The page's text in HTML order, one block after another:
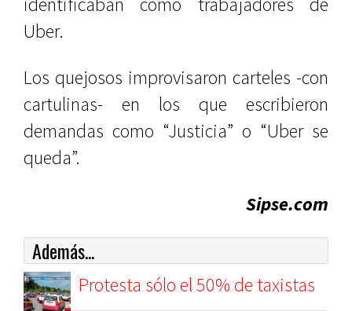
Uber.
Los quejosos improvisaron carteles -con
cartulinas- en los que escribieron
demandas como “Justicia” o “Uber se
queda”.
Sipse.com
Además...
Protesta sólo el 50% de taxistas